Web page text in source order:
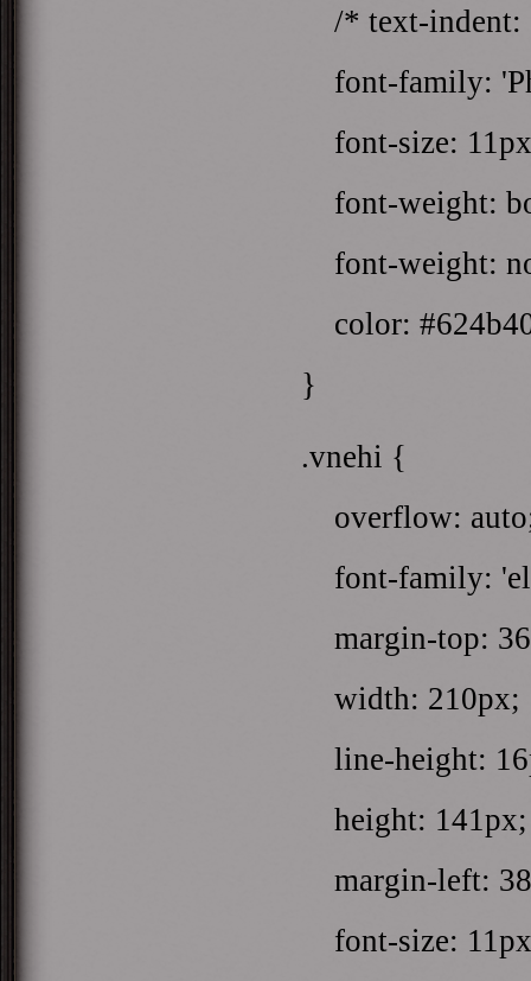
/* text-indent:
font-family:
font-size:
font-weight:
font-weight:
color:
}
.vnehi {
overflow:
font-family: 'el
margin-top:
width: 210px;
line-height:
height: 141px;
margin-left:
font-size: